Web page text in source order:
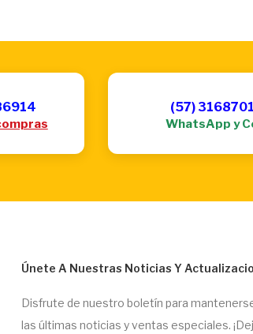
(57)
WhatsApp y
Únete A Nuestras Noticias Y
Disfrute de nuestro boletín para
las últimas noticias y ventas especiales.